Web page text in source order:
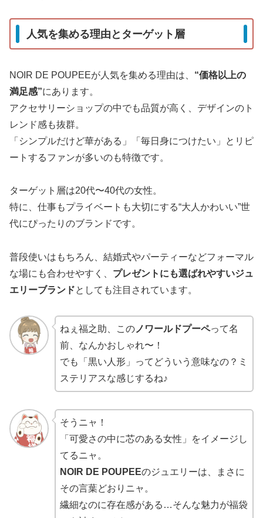
人気を集める理由とターゲット層
NOIR DE POUPEEが人気を集める理由は、 “価格以上の
満足感”にあります。
アクセサリーショップの中でも品質が高く、デザインのト
レンド感も抜群。
「シンプルだけど華がある」「毎日身につけたい」とリピ
ートするファンが多いのも特徴です。
ターゲット層は20代〜40代の女性。
特に、仕事もプライベートも大切にする“大人かわいい”世
代にぴったりのブランドです。
普段使いはもちろん、結婚式やパーティーなどフォーマル
な場にも合わせやすく、 プレゼントにも選ばれやすいジュ
エリーブランドとしても注目されています。
ねぇ福之助、このノワールドプーペって名
前、なんかおしゃれ〜！
でも「黒い人形」ってどういう意味なの？ミ
ステリアスな感じするね♪
そうニャ！
「可愛さの中に芯のある女性」をイメージし
てるニャ。
NOIR DE POUPEEのジュエリーは、まさに
その言葉どおりニャ。
繊細なのに存在感がある…そんな魅力が福袋